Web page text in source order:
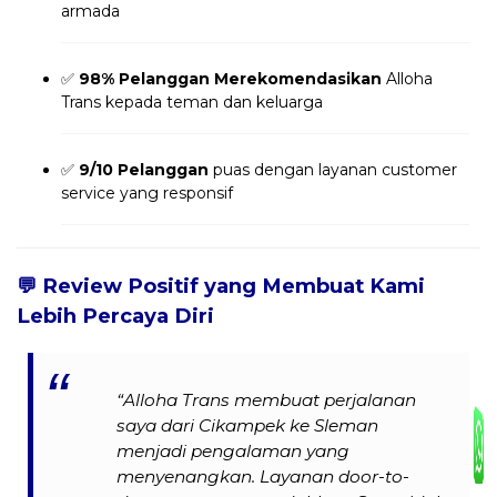
armada
✅ 98% Pelanggan Merekomendasikan Alloha
Trans kepada teman dan keluarga
✅ 9/10 Pelanggan puas dengan layanan customer
service yang responsif
💬 Review Positif yang Membuat Kami
Lebih Percaya Diri
“Alloha Trans membuat perjalanan
saya dari Cikampek ke Sleman
menjadi pengalaman yang
menyenangkan. Layanan door-to-